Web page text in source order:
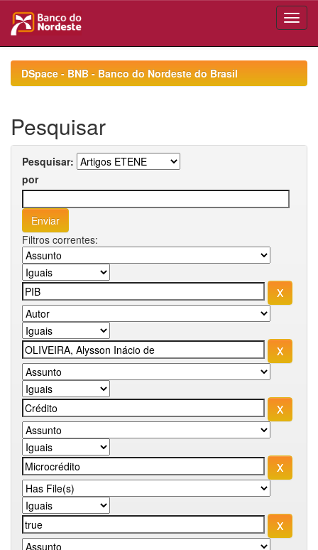
navigationDSpace - BNB - Banco do Nordeste do Brasil
Pesquisar
Pesquisar:
por
Filtros correntes: